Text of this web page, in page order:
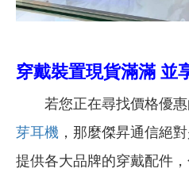
穿戴裝置現貨滿滿 並
若您正在尋找價格優惠
芽耳機 ，那麼傑昇通信絕
提供各大品牌的穿戴配件，